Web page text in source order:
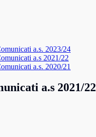
a.s. 2023/24
a.s 2021/22
a.s. 2020/21
a.s 2021/22